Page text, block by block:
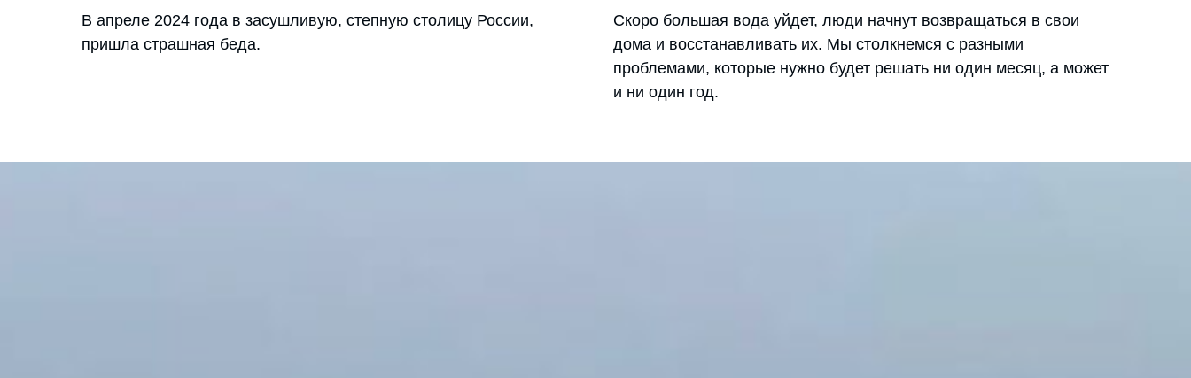
В апреле 2024 года в засушливую, степную столицу России,
пришла страшная беда.
Скоро большая вода уйдет, люди начнут возвращаться в свои
дома и восстанавливать их. Мы столкнемся с разными
проблемами, которые нужно будет решать ни один месяц, а может
и ни один год.